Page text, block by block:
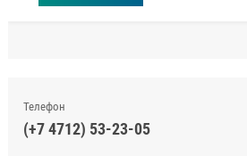
Телефон
(+7 4712) 53-23-05